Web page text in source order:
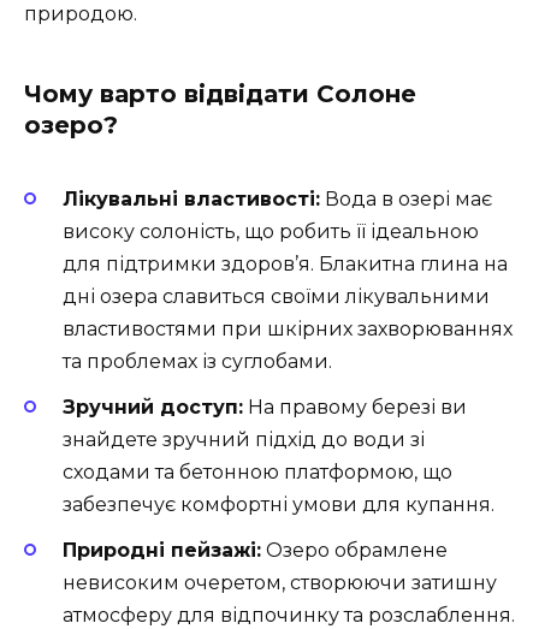
природою.
Чому варто відвідати Солоне
озеро?
Лікувальні властивості: Вода в озері має
високу солоність, що робить її ідеальною
для підтримки здоров’я. Блакитна глина на
дні озера славиться своїми лікувальними
властивостями при шкірних захворюваннях
та проблемах із суглобами.
Зручний доступ: На правому березі ви
знайдете зручний підхід до води зі
сходами та бетонною платформою, що
забезпечує комфортні умови для купання.
Природні пейзажі: Озеро обрамлене
невисоким очеретом, створюючи затишну
атмосферу для відпочинку та розслаблення.